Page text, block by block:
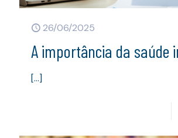
26/06/2025
A importância da saúde
[…]